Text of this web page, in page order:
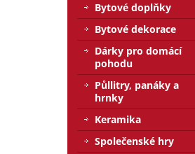
Bytové doplňky
Bytové dekorace
Dárky pro domácí
pohodu
Půllitry, panáky a
hrnky
Keramika
Společenské hry